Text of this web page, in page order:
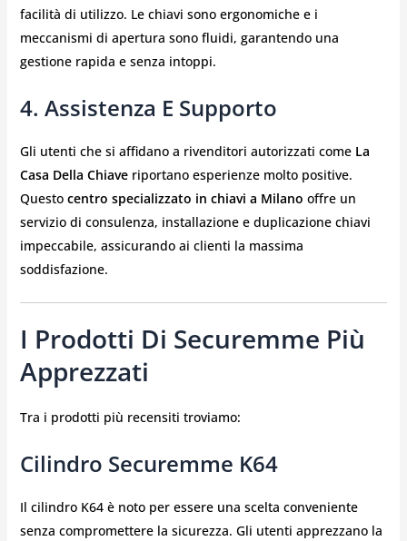
facilità di utilizzo. Le chiavi sono ergonomiche e i
meccanismi di apertura sono fluidi, garantendo una
gestione rapida e senza intoppi.
4. Assistenza E Supporto
Gli utenti che si affidano a rivenditori autorizzati come La
Casa Della Chiaveriportano esperienze molto positive.
Questo centro specializzato in chiavi a Milano offre un
servizio di consulenza, installazione e duplicazione chiavi
impeccabile, assicurando ai clienti la massima
soddisfazione.
I Prodotti Di Securemme Più
Apprezzati
Tra i prodotti più recensiti troviamo:
Cilindro Securemme K64
Il cilindro K64 è noto per essere una scelta conveniente
senza compromettere la sicurezza. Gli utenti apprezzano la